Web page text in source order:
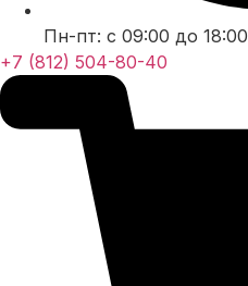
Пн-пт: с 09:00 до 18:00
+7 (812) 504-80-40